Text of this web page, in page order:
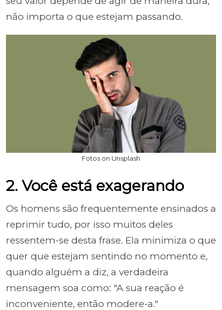
não importa o que estejam passando.
Fotos on Unsplash
2. Você está exagerando
Os homens são frequentemente ensinados a
reprimir tudo, por isso muitos deles
ressentem-se desta frase. Ela minimiza o que
quer que estejam sentindo no momento e,
quando alguém a diz, a verdadeira
mensagem soa como: "A sua reação é
inconveniente, então modere-a."